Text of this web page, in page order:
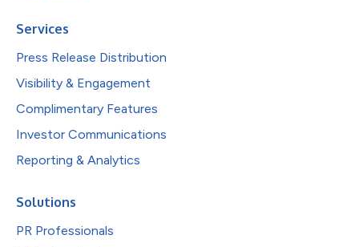
Services
Press Release Distribution
Visibility & Engagement
Complimentary Features
Investor Communications
Reporting & Analytics
Solutions
PR Professionals